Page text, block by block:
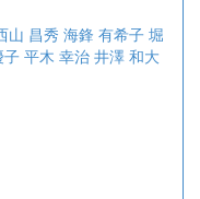
山 昌秀 海鋒 有希子 堀
子平木 幸治 井澤 和大